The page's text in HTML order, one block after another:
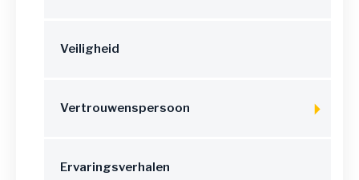
Veiligheid
Vertrouwenspersoon
Ervaringsverhalen